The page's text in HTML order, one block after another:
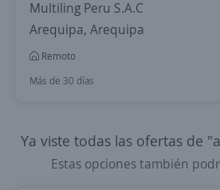
Multiling Peru S.A.C
Arequipa, Arequipa
Remoto
Más de 30 días
Ya viste todas las ofertas de
Estas opciones también